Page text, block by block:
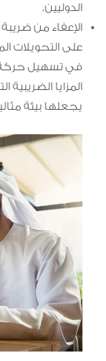
الدوليين.
الإعفاء من
على التحويلات
في تسهيل حركة
المزايا
يجعلها بيئة